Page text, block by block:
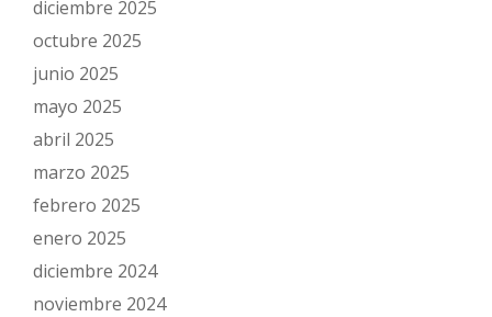
diciembre 2025
octubre 2025
junio 2025
mayo 2025
abril 2025
marzo 2025
febrero 2025
enero 2025
diciembre 2024
noviembre 2024